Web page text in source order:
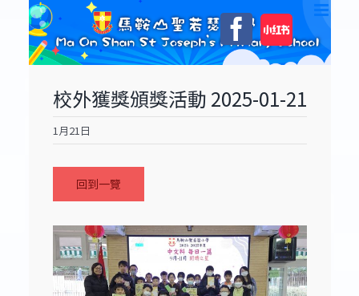
content
Facebook
自
訂
校外獲獎頒獎活動 2025-01-21
1月21日
回到一覽